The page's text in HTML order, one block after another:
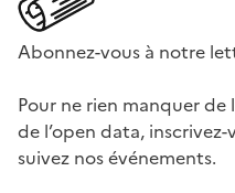
Abonnez-vous à notre
Pour ne rien manquer
de l’open data,
suivez nos événements.